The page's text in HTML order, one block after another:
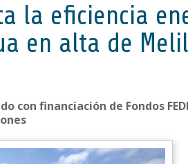
la eficiencia
en alta de
con financiación de Fondos